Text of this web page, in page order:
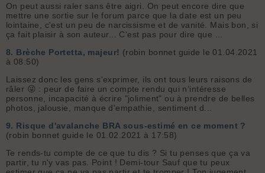
On peut aussi raler sans être aigri. On peut encore dire que
mettre une sortie sur le forum parce que la date est un peu
lointaine, c'est un peu de narcissisme et de vanité. Mais bon, si
ça fait plaisir à son auteur... C'est pas pour dire que ...
8. Brèche Portetta, majeur! (robin bonnet guide le 01.04.2021
à 08:50)
Laissez donc les gens s'exprimer, ils ont tous leurs raisons de
râler 😜 : peur de faire un compte rendu qui n’intéresse
personne, incapacité à écrire "joliment" ou à prendre de belles
photos, jalousie, manque d'empathie, sentiment d...
9. Risque d'avalanche BRA sous-estimé en ce moment ?
(robin bonnet guide le 01.02.2021 à 17:58)
Te rends-tu compte de ce que tu dis ? Si tu penses que ça va
partir, tu n'y vas pas. Point ! Demi-tour Sauf que tu peux